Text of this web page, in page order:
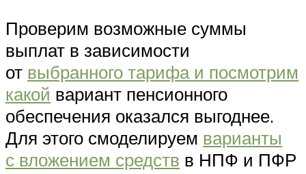
Проверим возможные суммы
выплат в зависимости
от выбранного тарифа и посмотрим
какой вариант пенсионного
обеспечения оказался выгоднее.
Для этого смоделируем варианты
с вложением средств в НПФ и ПФР